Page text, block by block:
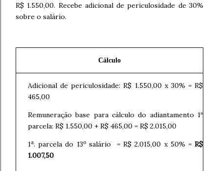
R$ 1.550,00. Recebe adicional de periculosidade de 30%
sobre o salário.
Cálculo
Adicional de periculosidade: R$ 1.550,00 x 30% = R$
465,00
Remuneração base para cálculo do adiantamento 1ª
parcela: R$ 1.550,00 + R$ 465,00 = R$ 2.015,00
1a. parcela do 13osalário = R$ 2.015,00 x 50% = R$
1.007,50